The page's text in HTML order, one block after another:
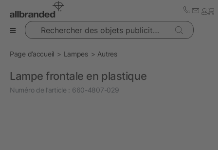
Rechercher des objets publicitaires
Page d’accueil Lampes Autres
Lampe frontale en plastique
Numéro de l’article : 660-4807-029